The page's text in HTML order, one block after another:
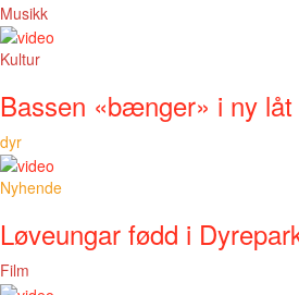
Musikk
Kultur
Bassen «bænger» i ny låt
dyr
Nyhende
Løveungar fødd i
Film